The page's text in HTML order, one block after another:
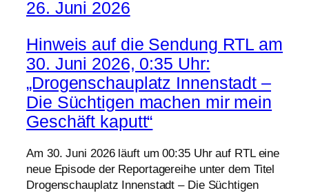
26. Juni 2026
Hinweis auf die Sendung RTL am
30. Juni 2026, 0:35 Uhr:
„Drogenschauplatz Innenstadt –
Die Süchtigen machen mir mein
Geschäft kaputt“
Am 30. Juni 2026 läuft um 00:35 Uhr auf RTL eine
neue Episode der Reportagereihe unter dem Titel
Drogenschauplatz Innenstadt – Die Süchtigen